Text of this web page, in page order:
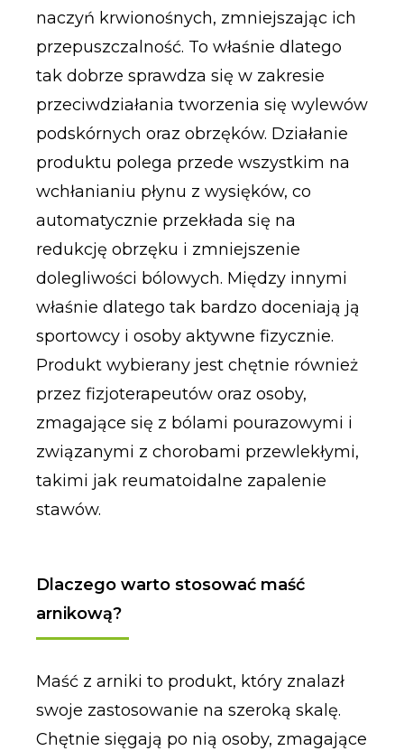
naczyń krwionośnych, zmniejszając ich
przepuszczalność. To właśnie dlatego
tak dobrze sprawdza się w zakresie
przeciwdziałania tworzenia się wylewów
podskórnych oraz obrzęków. Działanie
produktu polega przede wszystkim na
wchłanianiu płynu z wysięków, co
automatycznie przekłada się na
redukcję obrzęku i zmniejszenie
dolegliwości bólowych. Między innymi
właśnie dlatego tak bardzo doceniają ją
sportowcy i osoby aktywne fizycznie.
Produkt wybierany jest chętnie również
przez fizjoterapeutów oraz osoby,
zmagające się z bólami pourazowymi i
związanymi z chorobami przewlekłymi,
takimi jak reumatoidalne zapalenie
stawów.
Dlaczego warto stosować maść
arnikową?
Maść z arniki to produkt, który znalazł
swoje zastosowanie na szeroką skalę.
Chętnie sięgają po nią osoby, zmagające